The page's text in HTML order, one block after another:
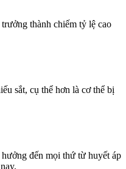
thành chiếm tỷ lệ cao
sắt, cụ thể hơn là cơ thể bị
đến mọi thứ từ huyết áp